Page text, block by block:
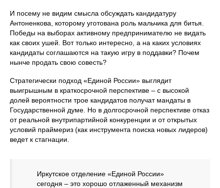
И посему не видим смысла обсуждать кандидатуру
Антоненкова, которому уготована роль мальчика для битья.
Победы на выборах активному предпринимателю не видать
как своих ушей. Вот только интересно, а на каких условиях
кандидаты соглашаются на такую игру в поддавки? Почем
нынче продать свою совесть?
Стратегически подход «Единой России» выглядит
выигрышным в краткосрочной перспективе – с высокой
долей вероятности трое кандидатов получат мандаты в
Государственной думе. Но в долгосрочной перспективе отказ
от реальной внутрипартийной конкуренции и от открытых
условий праймериз (как инструмента поиска новых лидеров)
ведет к стагнации.
Иркутское отделение «Единой России»
сегодня – это хорошо отлаженный механизм